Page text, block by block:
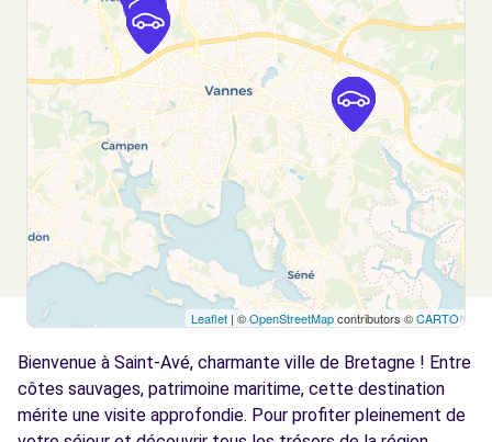
Voir l'agence
Free2move Rent - VENETE AUTOMOBILE -
VANNES CEDEX (J)
4.5
km
RUE LEPINE - PARC LANN
VANNES CEDEX, 56003
Voir l'agence
Free2move Rent - VENETE AUTOMOBILE -
VANNES CEDEX (F)
4.5
km
RUE LEPINE - PARC LANN
VANNES CEDEX, 56003
Voir l'agence
Leaflet | ©OpenStreetMapcontributors ©CARTO
Bienvenue à Saint-Avé, charmante ville de Bretagne ! Entre
côtes sauvages, patrimoine maritime, cette destination
mérite une visite approfondie. Pour profiter pleinement de